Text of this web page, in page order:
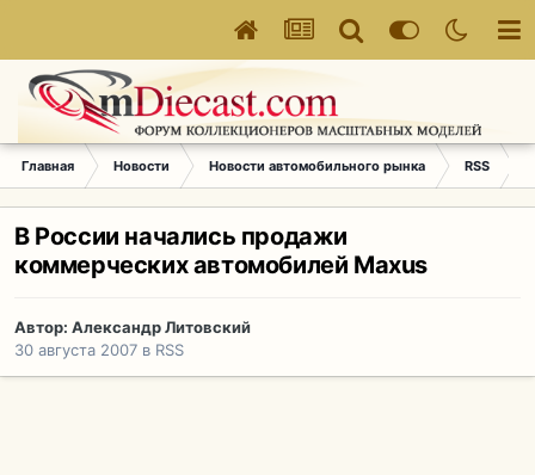
Главная Новости Новости автомобильного рынка RSS
В России начались продажи
коммерческих автомобилей Maxus
Автор: Александр Литовский
30 августа 2007 в RSS